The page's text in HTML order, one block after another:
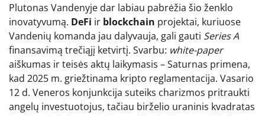
Plutonas Vandenyje dar labiau pabrėžia šio ženklo
inovatyvumą. DeFi ir blockchain projektai, kuriuose
Vandenių komanda jau dalyvauja, gali gauti Series A
finansavimą trečiąjį ketvirtį. Svarbu: white-paper
aiškumas ir teisės aktų laikymasis – Saturnas primena,
kad 2025 m. griežtinama kripto reglamentacija. Vasario
12 d. Veneros konjunkcija suteiks charizmos pritraukti
angelų investuotojus, tačiau birželio uraninis kvadratas